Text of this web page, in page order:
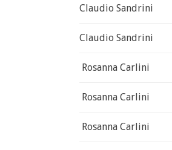
Claudio Sandrini
Claudio Sandrini
Rosanna Carlini
Rosanna Carlini
Rosanna Carlini